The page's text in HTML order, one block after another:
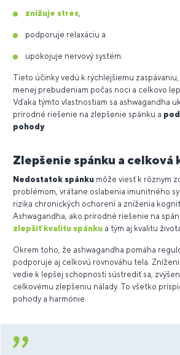
znižuje stres,
podporuje relaxáciu a
upokojuje nervový systém.
Tieto účinky vedú k rýchlejšiemu
menej prebudeniam počas noci a celkovo
Vďaka týmto vlastnostiam sa ashwagandha
prírodné riešenie na zlepšenie spánku a
pohody.
Zlepšenie spánku a
Nedostatok spánku môže viesť k rôznym
problémom, vrátane oslabenia imunitného
rizika chronických ochorení a zníženia
Ashwagandha, ako prírodné riešenie na
zlepšiť kvalitu spánku a tým aj kvalitu
Okrem toho, že ashwagandha pomáha
podporuje aj celkovú rovnováhu tela.
vedie k lepšej schopnosti sústrediť sa,
celkovému zlepšeniu nálady. To všetko
pohody a harmónie.